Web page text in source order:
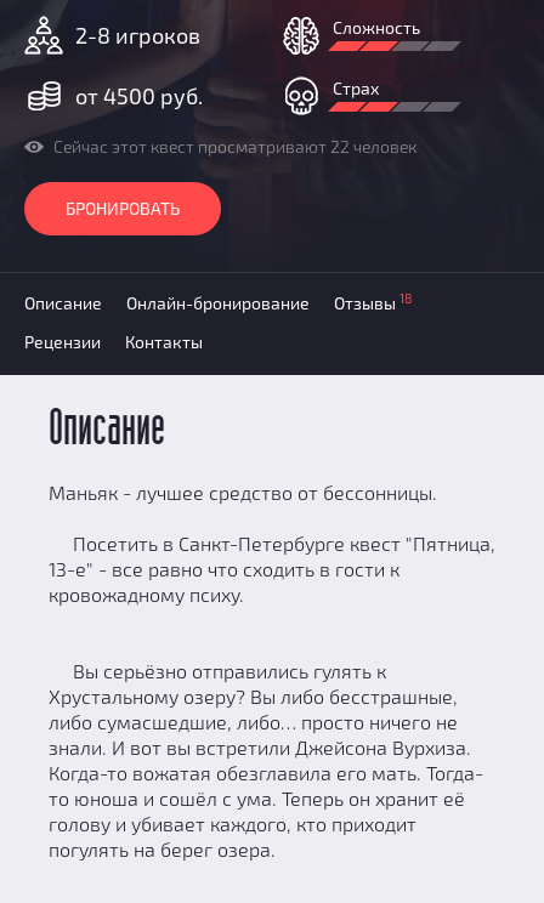
Новости
Партнерам
2-8 игроков
от 4500 руб.
Сложность
Страх
Сейчас этот квест просматривают 22 человек
БРОНИРОВАТЬ
Описание Онлайн-бронирование Отзывы 18
Рецензии Контакты
Описание
Маньяк - лучшее средство от бессонницы.
Посетить в Санкт-Петербурге квест "Пятница,
13-е" - все равно что сходить в гости к
кровожадному психу.
Вы серьёзно отправились гулять к
Хрустальному озеру? Вы либо бесстрашные,
либо сумасшедшие, либо… просто ничего не
знали. И вот вы встретили Джейсона Вурхиза.
Когда-то вожатая обезглавила его мать. Тогда-
то юноша и сошёл с ума. Теперь он хранит её
голову и убивает каждого, кто приходит
погулять на берег озера.